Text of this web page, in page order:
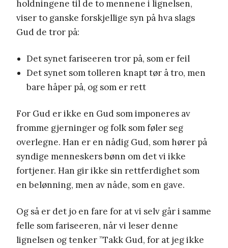
holdningene til de to mennene i lignelsen,
viser to ganske forskjellige syn på hva slags
Gud de tror på:
Det synet fariseeren tror på, som er feil
Det synet som tolleren knapt tør å tro, men
bare håper på, og som er rett
For Gud er ikke en Gud som imponeres av
fromme gjerninger og folk som føler seg
overlegne. Han er en nådig Gud, som hører på
syndige menneskers bønn om det vi ikke
fortjener. Han gir ikke sin rettferdighet som
en belønning, men av nåde, som en gave.
Og så er det jo en fare for at vi selv går i samme
felle som fariseeren, når vi leser denne
lignelsen og tenker ”Takk Gud, for at jeg ikke